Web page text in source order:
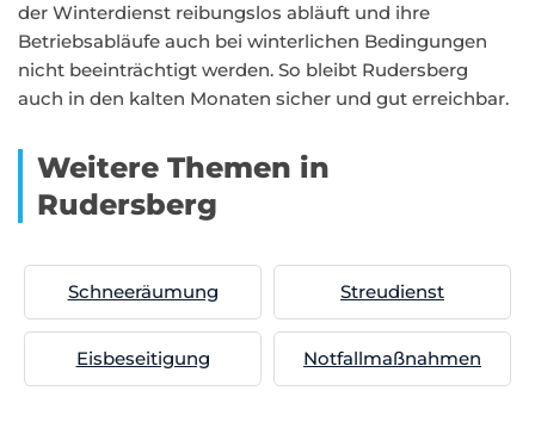
der Winterdienst reibungslos abläuft und ihre
Betriebsabläufe auch bei winterlichen Bedingungen
nicht beeinträchtigt werden. So bleibt Rudersberg
auch in den kalten Monaten sicher und gut erreichbar.
Weitere Themen in
Rudersberg
Schneeräumung Streudienst
Eisbeseitigung Notfallmaßnahmen